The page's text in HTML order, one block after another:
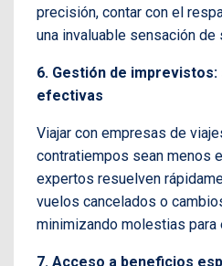
precisión, contar con el
una invaluable sensación de
6. Gestión de
efectivas
Viajar con empresas de
contratiempos sean menos
expertos resuelven
vuelos cancelados o
minimizando molestias para
7. Acceso a beneficios